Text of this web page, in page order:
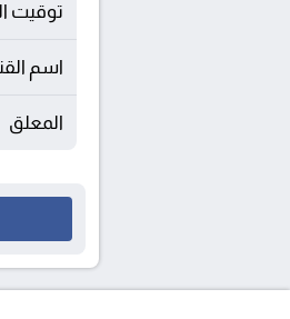
توقيت
اسم
المعلق